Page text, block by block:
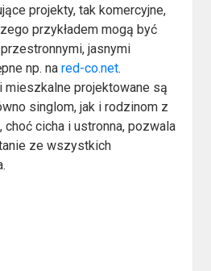
projekty, tak komercyjne,
przykładem mogą być
jasnymi
np. nared-co.net.
mieszkalne projektowane są
singlom, jak i rodzinom z
choć cicha i ustronna, pozwala
ze wszystkich